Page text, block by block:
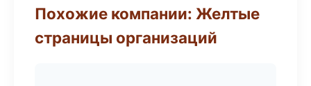
Похожие компании: Желтые
страницы организаций